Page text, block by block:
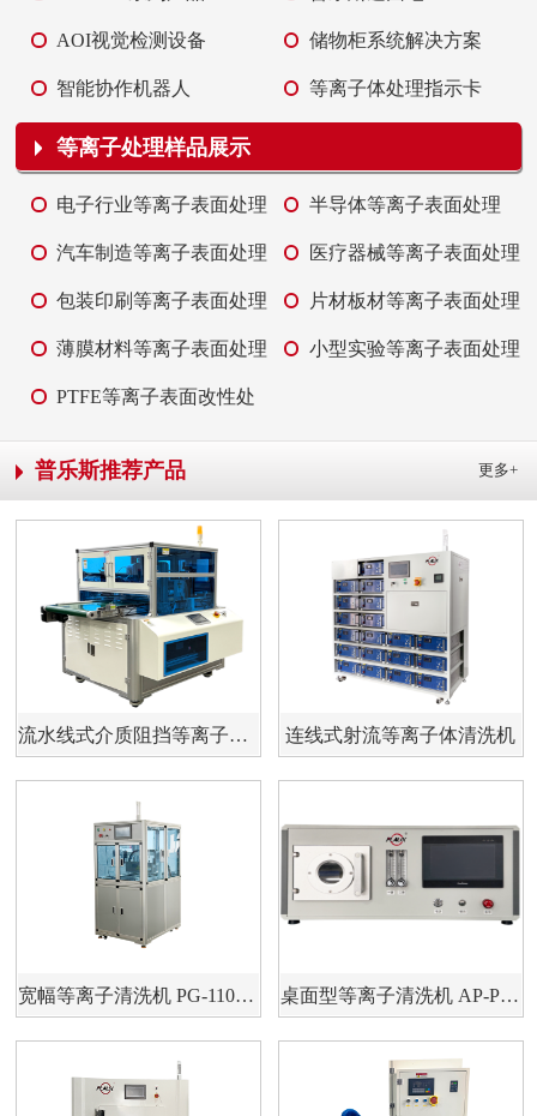
AOI视觉检测设备 储物柜系统解决方案
智能协作机器人 等离子体处理指示卡
等离子处理样品展示
电子行业等离子表面处理 半导体等离子表面处理
汽车制造等离子表面处理 医疗器械等离子表面处理
包装印刷等离子表面处理 片材板材等离子表面处理
薄膜材料等离子表面处理 小型实验等离子表面处理
PTFE等离子表面改性处
理
更多+
普乐斯推荐产品
流水线式介质阻挡等离子体清洗机 PLAUX-AP-PM1000 连线式射流等离子体清洗机
宽幅等离子清洗机 PG-110LN 桌面型等离子清洗机 AP-PR/M-3L